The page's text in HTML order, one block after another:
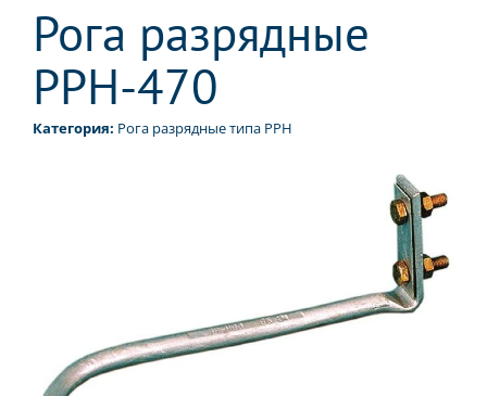
Рога разрядные
РРН-470
Категория: Рога разрядные типа РРН